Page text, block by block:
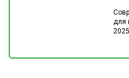
для
2025